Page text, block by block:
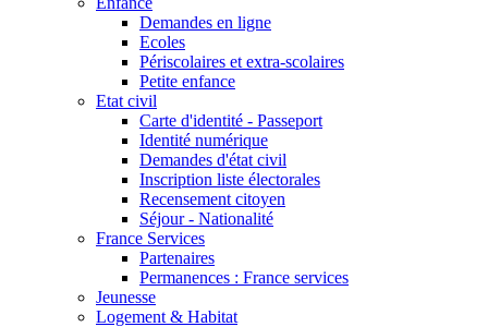
Demandes en ligne
Ecoles
Périscolaires et extra-scolaires
Petite enfance
Etat civil
Carte d'identité - Passeport
Identité numérique
Demandes d'état civil
Inscription liste électorales
Recensement citoyen
Séjour - Nationalité
France Services
Partenaires
Permanences : France services
Jeunesse
Logement & Habitat